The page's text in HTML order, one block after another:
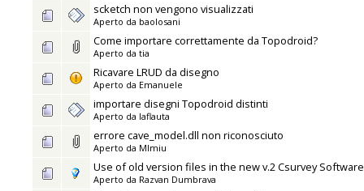
scketch non vengono visualizzati
Aperto da baolosani
Come importare correttamente da Topodroid?
Aperto da tia
Ricavare LRUD da disegno
Aperto da Emanuele
importare disegni Topodroid distinti
Aperto da laflauta
errore cave_model.dll non riconosciuto
Aperto da MImiu
Use of old version files in the new v.2 Csurvey Software
Aperto da Razvan Dumbrava